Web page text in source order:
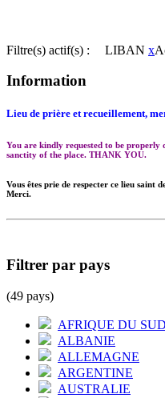
Filtre(s) actif(s) : LIBAN x
Information
Lieu de prière et recueillement,
You are kindly requested to be properly
sanctity of the place. THANK YOU.
Vous êtes prie de respecter ce lieu saint
Merci.
Filtrer par pays
(49 pays)
AFRIQUE DU SUD
ALBANIE
ALLEMAGNE
ARGENTINE
AUSTRALIE